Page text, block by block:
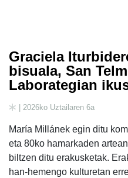
Graciela
bisuala, San
Laborategian
| 2026ko Uztailaren 6a
María Millánek egin ditu
eta 80ko hamarkaden
biltzen ditu erakusketak.
han-hemengo kulturetan